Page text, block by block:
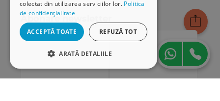
colectat din utilizarea serviciilor lor. Politica
de confidențialitate
ACCEPTĂ TOATE REFUZĂ TOT
ARATĂ DETALIILE
Abonare newsletter